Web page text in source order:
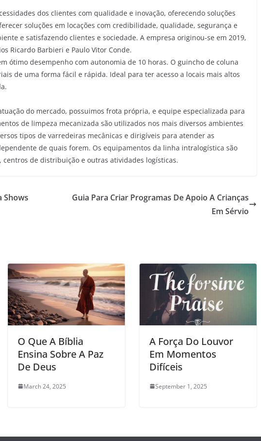
dos clientes com qualidade e inovação, oferecendo soluções
soluções em locações com credibilidade, qualidade, segurança e
e satisfazendo clientes e sociedade. A empresa originou-se em 2019,
Ricardo Barbieri e Paulo Vitor Conde.
ótimo desempenho com autonomia de 10 horas. O guincho de coluna
de uma forma fácil e rápida. Ideal para ter acesso a locais mais altos
do mercado, possuimos frota própria, e equipe especializada para
de limpeza mecanizada são utilizados nos mais diversos ambientes
tipos de varredeiras mecânicas e dirigíveis para atender as
de quais forem. Os equipamentos da linha intralogística são
de distribuição e outras atividades logísticas.
Shows
Guia Para Criar Programas De Apoio A Crianças
Em Sérvio
O Que A Bíblia
Ensina Sobre A Paz
De Deus
March 24, 2025
A Força Do Louvor
Em Momentos
Difíceis
September 1, 2025